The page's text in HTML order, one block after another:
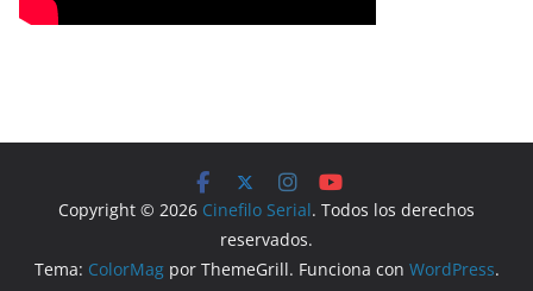
Copyright © 2026 Cinefilo Serial. Todos los derechos
reservados.
Tema: ColorMagpor ThemeGrill. Funciona con WordPress.